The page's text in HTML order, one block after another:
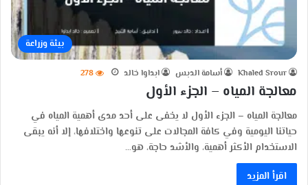
بيئة وزراعة
Khaled Srour أسامة الدبس ابداوا خالد 278
معالجة المياه – الجزء الأول
معالجة المياه – الجزء الأول لا يخفى على أحد مدى أهمية المياه في
حياتنا اليومية وفي كافة المجالات على تنوعها واختلافها، إلا أنه يبقى
الاستخدام الأكثر أهمية، والأشد حاجة، هو…
اقرأ المزيد